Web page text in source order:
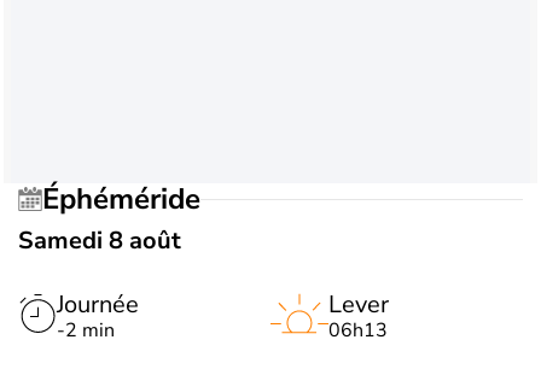
Éphéméride
Samedi 8 août
Journée
-2 min
Lever
06h13